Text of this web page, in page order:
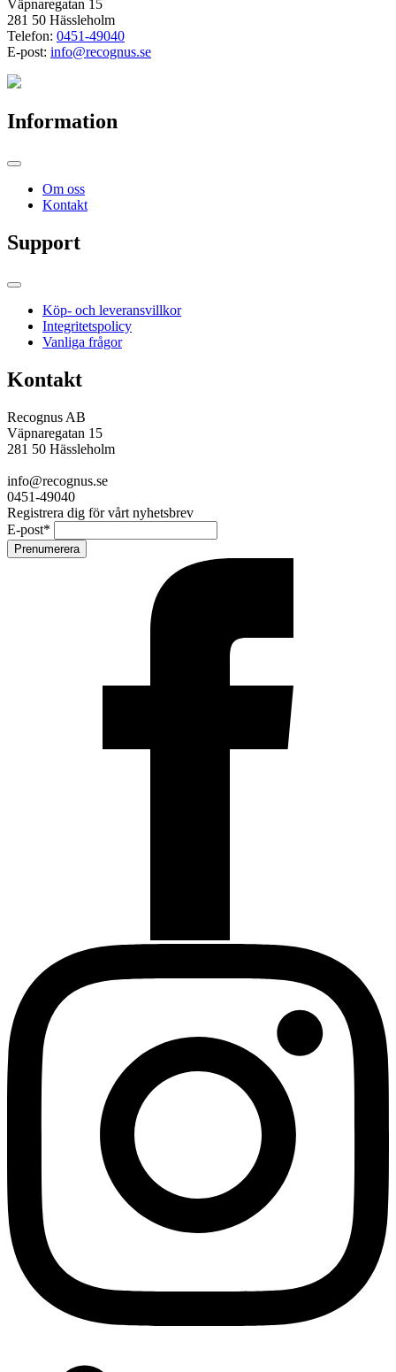
Väpnaregatan 15
281 50 Hässleholm
Telefon: 0451-49040
E-post: info@recognus.se
Information
Om oss
Kontakt
Support
Köp- och leveransvillkor
Integritetspolicy
Vanliga frågor
Kontakt
Recognus AB
Väpnaregatan 15
281 50 Hässleholm
info@recognus.se
0451-49040
Registrera dig för vårt nyhetsbrev
E-post*
Prenumerera